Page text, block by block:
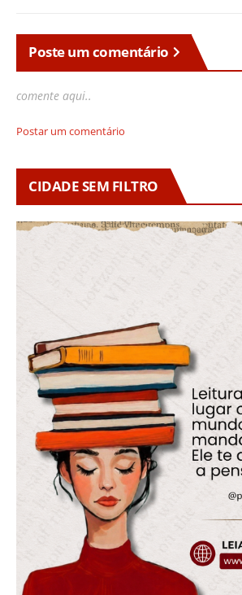
Poste um comentário
comente aqui..
Postar um comentário
CIDADE SEM FILTRO